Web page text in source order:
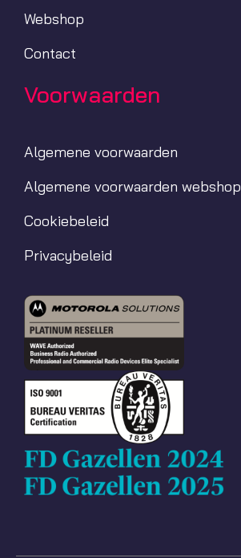
Webshop
Contact
Voorwaarden
Algemene voorwaarden
Algemene voorwaarden webshop
Cookiebeleid
Privacybeleid